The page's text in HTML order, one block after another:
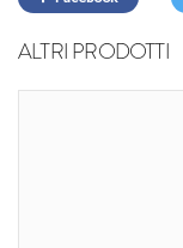
ALTRI PRODOTTI